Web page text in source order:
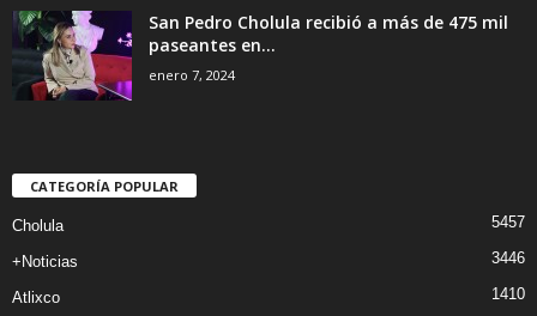
San Pedro Cholula recibió a más de 475 mil
paseantes en...
enero 7, 2024
CATEGORÍA POPULAR
Cholula 5457
+Noticias 3446
Atlixco 1410